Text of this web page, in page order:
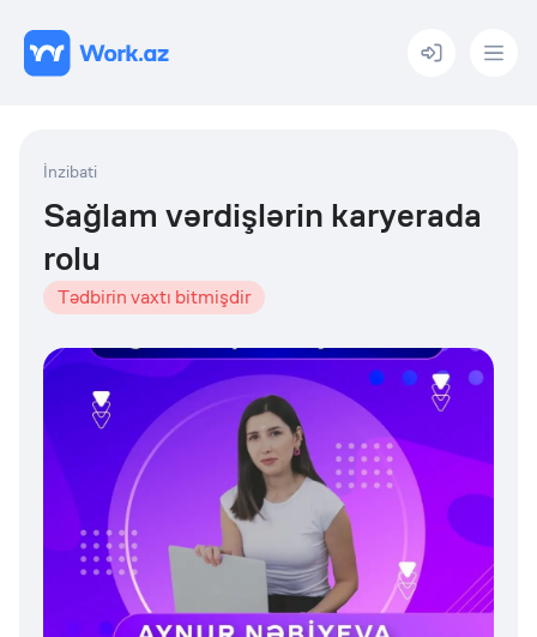
Menu
İnzibati
Sağlam vərdişlərin karyerada
rolu
Tədbirin vaxtı bitmişdir